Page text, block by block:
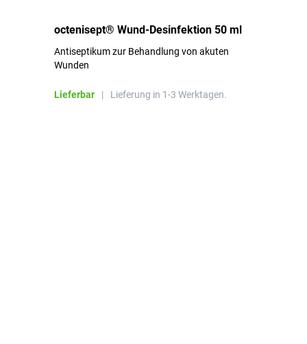
octenisept® Wund-Desinfektion 50 ml
Antiseptikum zur Behandlung von akuten
Wunden
Lieferbar | Lieferung in 1-3 Werktagen.